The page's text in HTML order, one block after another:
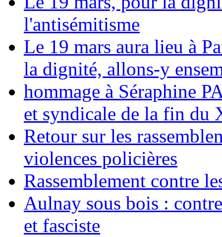
l'antisémitisme
Le 19 mars aura lieu à
la dignité, allons-y
hommage à Séraphine
et syndicale de la fin du
Retour sur les
violences policières
Rassemblement contre
Aulnay sous bois :
et fasciste